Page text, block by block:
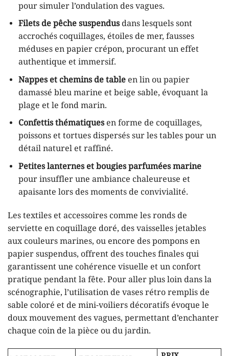
pour simuler l’ondulation des vagues.
Filets de pêche suspendusdans lesquels sont
accrochés coquillages, étoiles de mer, fausses
méduses en papier crépon, procurant un effet
authentique et immersif.
Nappes et chemins de tableen lin ou papier
damassé bleu marine et beige sable, évoquant la
plage et le fond marin.
Confettis thématiquesen forme de coquillages,
poissons et tortues dispersés sur les tables pour un
détail naturel et raffiné.
Petites lanternes et bougies parfumées marine
pour insuffler une ambiance chaleureuse et
apaisante lors des moments de convivialité.
Les textiles et accessoires comme les ronds de
serviette en coquillage doré, des vaisselles jetables
aux couleurs marines, ou encore des pompons en
papier suspendus, offrent des touches finales qui
garantissent une cohérence visuelle et un confort
pratique pendant la fête. Pour aller plus loin dans la
scénographie, l’utilisation de vases rétro remplis de
sable coloré et de mini-voiliers décoratifs évoque le
doux mouvement des vagues, permettant d’enchanter
chaque coin de la pièce ou du jardin.